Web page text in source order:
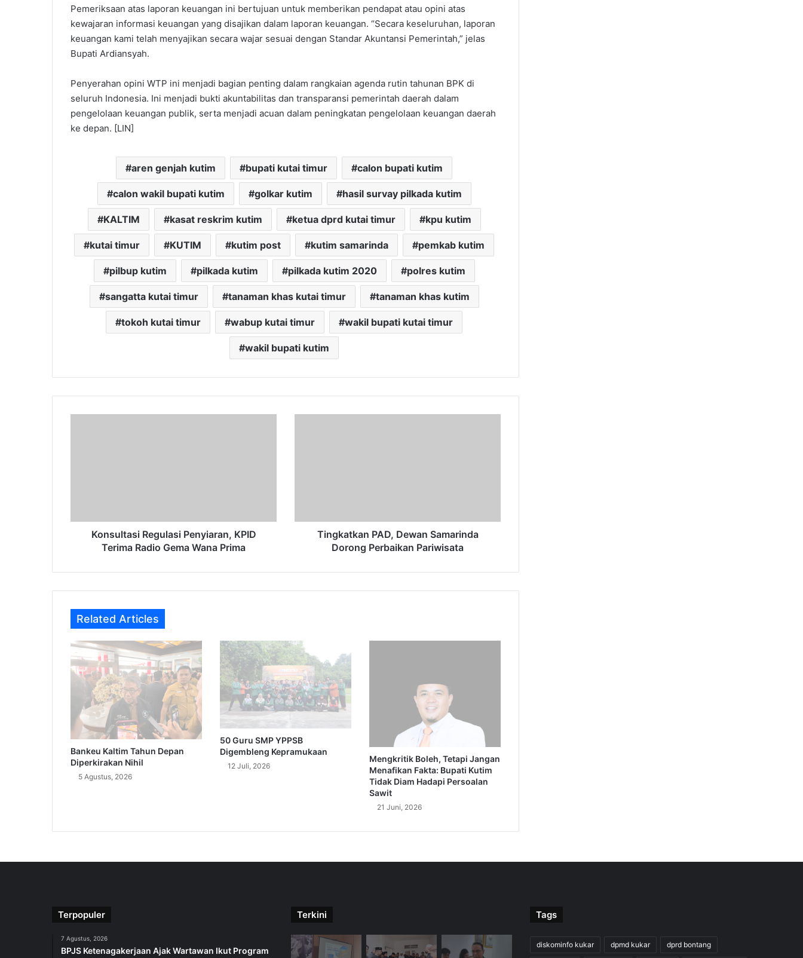
Pemeriksaan atas laporan keuangan ini bertujuan untuk memberikan pendapat atau opini atas
kewajaran informasi keuangan yang disajikan dalam laporan keuangan. “Secara keseluruhan, laporan
keuangan kami telah menyajikan secara wajar sesuai dengan Standar Akuntansi Pemerintah,” jelas
Bupati Ardiansyah.
Penyerahan opini WTP ini menjadi bagian penting dalam rangkaian agenda rutin tahunan BPK di
seluruh Indonesia. Ini menjadi bukti akuntabilitas dan transparansi pemerintah daerah dalam
pengelolaan keuangan publik, serta menjadi acuan dalam peningkatan pengelolaan keuangan daerah
ke depan. [LIN]
aren genjah kutim bupati kutai timur calon bupati kutim
calon wakil bupati kutim golkar kutim hasil survay pilkada kutim
KALTIM kasat reskrim kutim ketua dprd kutai timur kpu kutim
kutai timur KUTIM kutim post kutim samarinda pemkab kutim
pilbup kutim pilkada kutim pilkada kutim 2020 polres kutim
sangatta kutai timur tanaman khas kutai timur tanaman khas kutim
tokoh kutai timur wabup kutai timur wakil bupati kutai timur
wakil bupati kutim
Prima
Konsultasi Regulasi Penyiaran, KPID
Terima Radio Gema Wana Prima
Tingkatkan PAD, Dewan Samarinda
Dorong Perbaikan Pariwisata
Related Articles
Bankeu Kaltim Tahun Depan
Diperkirakan Nihil
5 Agustus, 2026
50 Guru SMP YPPSB
Digembleng Kepramukaan
12 Juli, 2026
Mengkritik Boleh, Tetapi Jangan
Menafikan Fakta: Bupati Kutim
Tidak Diam Hadapi Persoalan
Sawit
21 Juni, 2026
Terpopuler
7 Agustus, 2026
BPJS Ketenagakerjaan Ajak Wartawan Ikut Program
Terkini Tags
diskominfo kukar dpmd kukar dprd bontang